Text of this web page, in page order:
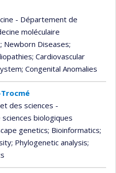
- Département de
moléculaire
; Newborn Diseases;
; Cardiovascular
; Congenital Anomalies
des sciences -
biologiques
genetics; Bioinformatics;
; Phylogenetic analysis;